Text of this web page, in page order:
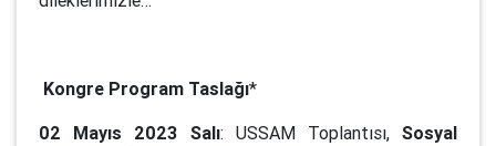
Kongre Program Taslağı*
02 Mayıs 2023 Salı: USSAM Toplantısı, Sosyal